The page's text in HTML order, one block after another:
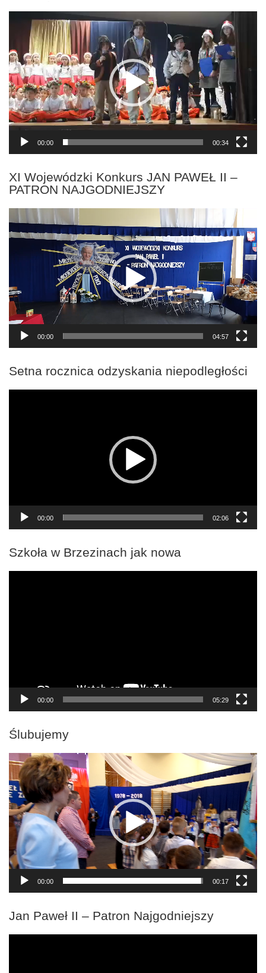
Odtwarzacz
00:00 00:34
XI Wojewódzki Konkurs JAN PAWEŁ II –
PATRON NAJGODNIEJSZY
Odtwarzacz
video
00:00 04:57
Setna rocznica odzyskania niepodległości
00:00 02:06
Szkoła w Brzezinach jak nowa
00:00 05:29
Ślubujemy
Odtwarzacz
video
00:00 00:17
Jan Paweł II – Patron Najgodniejszy